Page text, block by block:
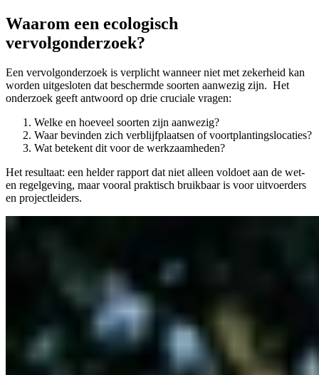
Waarom een ecologisch
vervolgonderzoek?
Een vervolgonderzoek is verplicht wanneer niet met zekerheid kan
worden uitgesloten dat beschermde soorten aanwezig zijn. Het
onderzoek geeft antwoord op drie cruciale vragen:
Welke en hoeveel soorten zijn aanwezig?
Waar bevinden zich verblijfplaatsen of voortplantingslocaties?
Wat betekent dit voor de werkzaamheden?
Het resultaat: een helder rapport dat niet alleen voldoet aan de wet-
en regelgeving, maar vooral praktisch bruikbaar is voor uitvoerders
en projectleiders.